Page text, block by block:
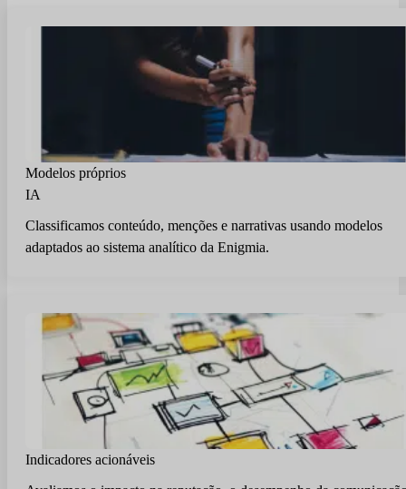
Modelos próprios
IA
Classificamos conteúdo, menções e narrativas usando modelos
adaptados ao sistema analítico da Enigmia.
Indicadores acionáveis